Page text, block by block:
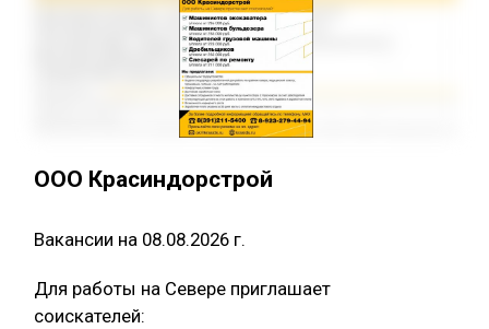
ООО Красиндорстрой
Вакансии на 08.08.2026 г.
Для работы на Севере приглашает
соискателей: